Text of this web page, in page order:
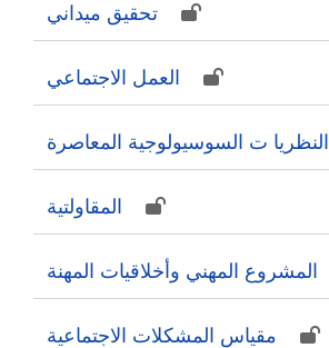
تحقيق ميداني
العمل الاجتماعي
النظريا ت السوسيولوجية المعاصرة
المقاولتية
المشروع المهني وأخلاقيات المهنة
مقياس المشكلات الاجتماعية